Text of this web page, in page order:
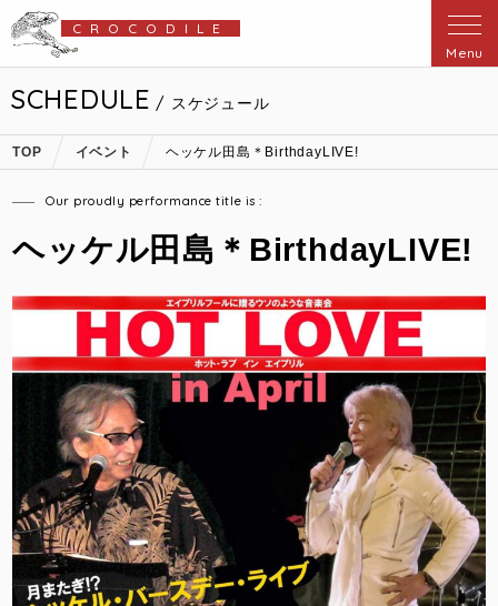
CROCODILE
Menu
SCHEDULE / スケジュール
TOP イベント ヘッケル田島＊BirthdayLIVE!
Our proudly performance title is :
ヘッケル田島＊BirthdayLIVE!